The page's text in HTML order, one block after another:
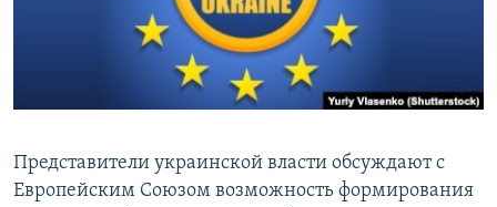
ПОБЕДИТЕЛЕЙ НЕ СУДЯТ?
КРЫМ.НЕПОКОРЕННЫЙ
ПРИСОЕДИНЯЙТЕСЬ!
Все сайты RFE/RL
Представители украинской власти обсуждают с
Европейским Союзом возможность формирования